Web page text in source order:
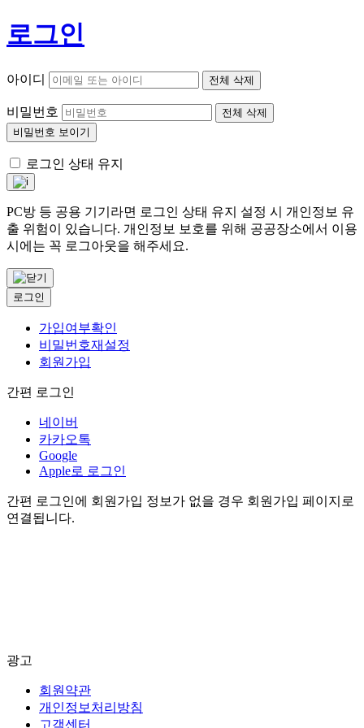
로그인
아이디 전체 삭제
비밀번호
전체 삭제
비밀번호 보이기
로그인 상태 유지
PC방 등 공용 기기라면 로그인 상태 유지 설정 시 개인정보 유
출 위험이 있습니다. 개인정보 보호를 위해 공공장소에서 이용
시에는 꼭 로그아웃을 해주세요.
로그인
가입여부확인
비밀번호재설정
회원가입
간편 로그인
네이버
카카오톡
Google
Apple로 로그인
간편 로그인에 회원가입 정보가 없을 경우 회원가입 페이지로
연결됩니다.
광고
회원약관
개인정보처리방침
고객센터